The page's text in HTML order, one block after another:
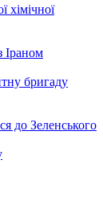
хімічної
Іраном
бригаду
до Зеленського